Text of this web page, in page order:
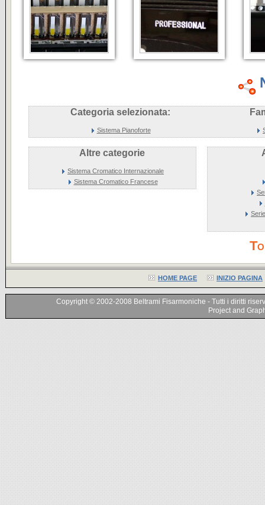
Categoria selezionata:
Sistema Pianoforte
Altre categorie
Sistema Cromatico Internazionale
Sistema Cromatico Francese
HOME PAGE INIZIO PAGINA
Copyright © 2002-2008 Beltrami Fisarmoniche - Tutti i diritti
Project and